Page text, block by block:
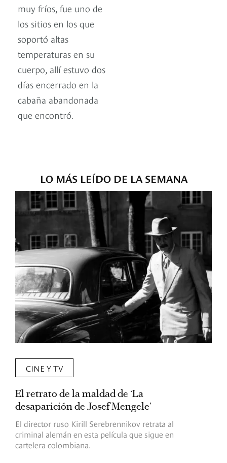
muy fríos, fue uno de
los sitios en los que
soportó altas
temperaturas en su
cuerpo, allí estuvo dos
días encerrado en la
cabaña abandonada
que encontró.
LO MÁS LEÍDO DE LA SEMANA
CINE Y TV
El retrato de la maldad de ‘La
desaparición de Josef Mengele’
El director ruso Kirill Serebrennikov retrata al
criminal alemán en esta película que sigue en
cartelera colombiana.